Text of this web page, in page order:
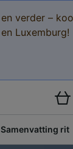
verder –
Luxemburg!
Samenvatting rit